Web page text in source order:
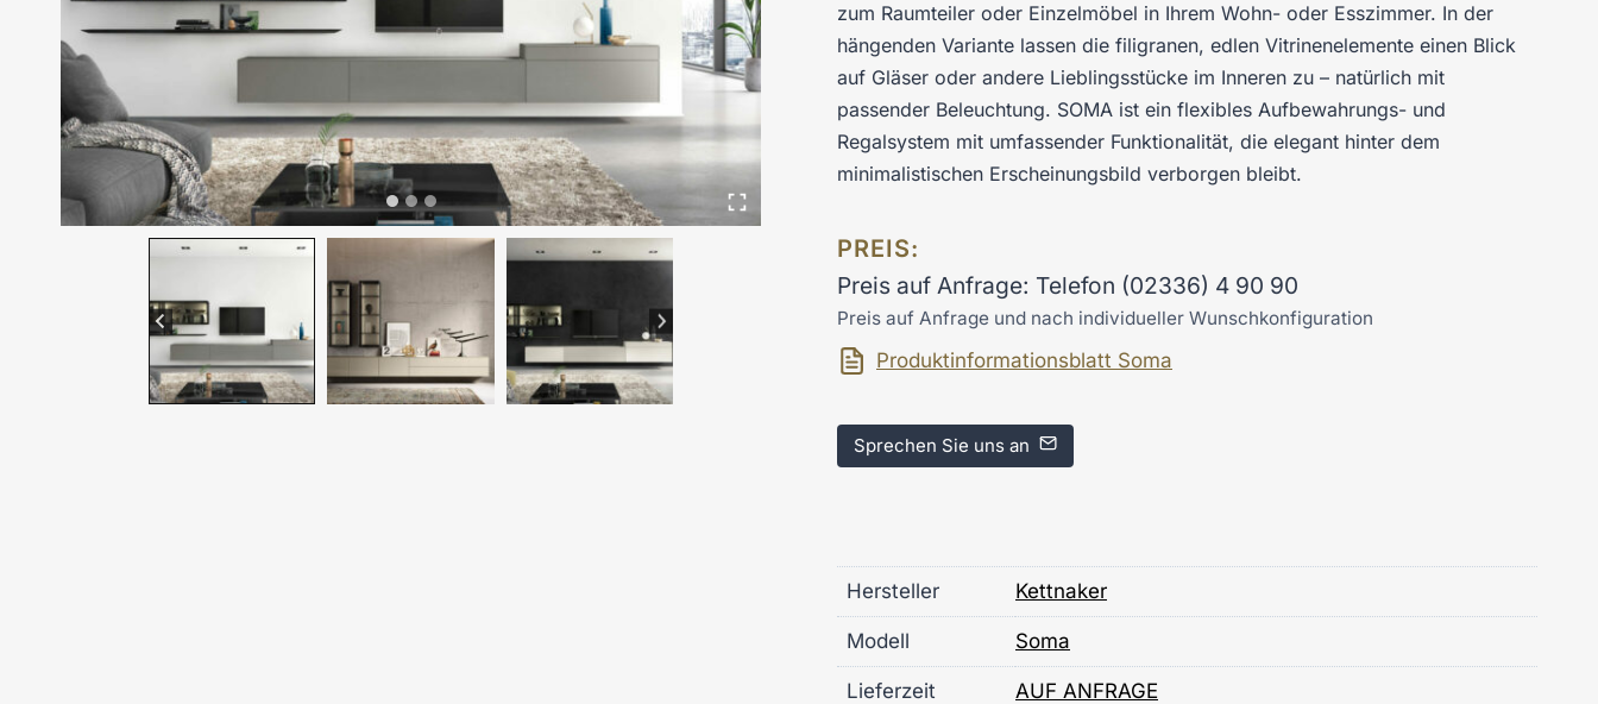
zum Raumteiler oder Einzelmöbel in Ihrem Wohn- oder Esszimmer. In der
hängenden Variante lassen die filigranen, edlen Vitrinenelemente einen Blick
auf Gläser oder andere Lieblingsstücke im Inneren zu – natürlich mit
passender Beleuchtung. SOMA ist ein flexibles Aufbewahrungs- und
Regalsystem mit umfassender Funktionalität, die elegant hinter dem
minimalistischen Erscheinungsbild verborgen bleibt.
PREIS:
Preis auf Anfrage: Telefon (02336) 4 90 90
Preis auf Anfrage und nach individueller Wunschkonfiguration
Produktinformationsblatt Soma
Sprechen Sie uns an
Hersteller Kettnaker
Modell Soma
Lieferzeit AUF ANFRAGE